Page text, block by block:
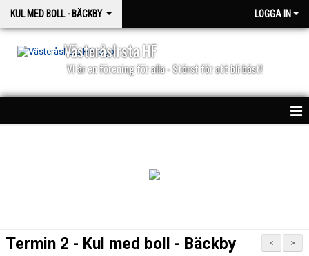
KUL MED BOLL - BÄCKBY LOGGA IN
VästeråsIrsta HF
VI är en förening för alla - Störst för att bli bäst!
>
<
Termin 2 - Kul med boll - Bäckby